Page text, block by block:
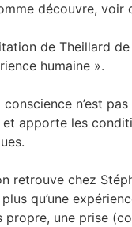
découvre, voir
de Theillard
humaine ».
n’est
apporte les
retrouve chez
qu’une
une prise